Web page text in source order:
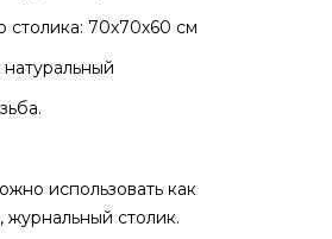
столика: 70х70х60 см
использовать как
столик.